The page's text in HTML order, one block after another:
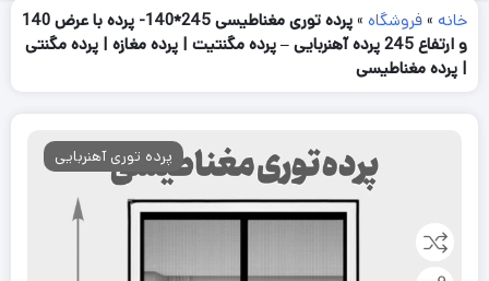
خانه »فروشگاه »
پرده توری مغناطیسی 245*140- پرده با عرض 140
و ارتفاع 245 پرده آهنربایی – پرده مگنتیت | پرده مغازه | پرده مگنتی
| پرده مغناطیسی
پرده توری آهنربایی